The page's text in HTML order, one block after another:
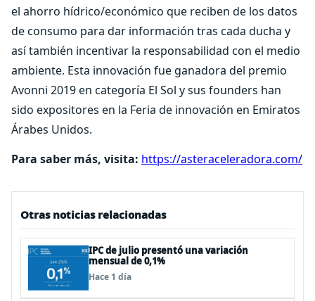
el ahorro hídrico/económico que reciben de los datos
de consumo para dar información tras cada ducha y
así también incentivar la responsabilidad con el medio
ambiente. Esta innovación fue ganadora del premio
Avonni 2019 en categoría El Sol y sus founders han
sido expositores en la Feria de innovación en Emiratos
Árabes Unidos.
Para saber más, visita: https://asteraceleradora.com/
Otras noticias relacionadas
IPC de julio presentó una variación
mensual de 0,1%
Hace 1 día